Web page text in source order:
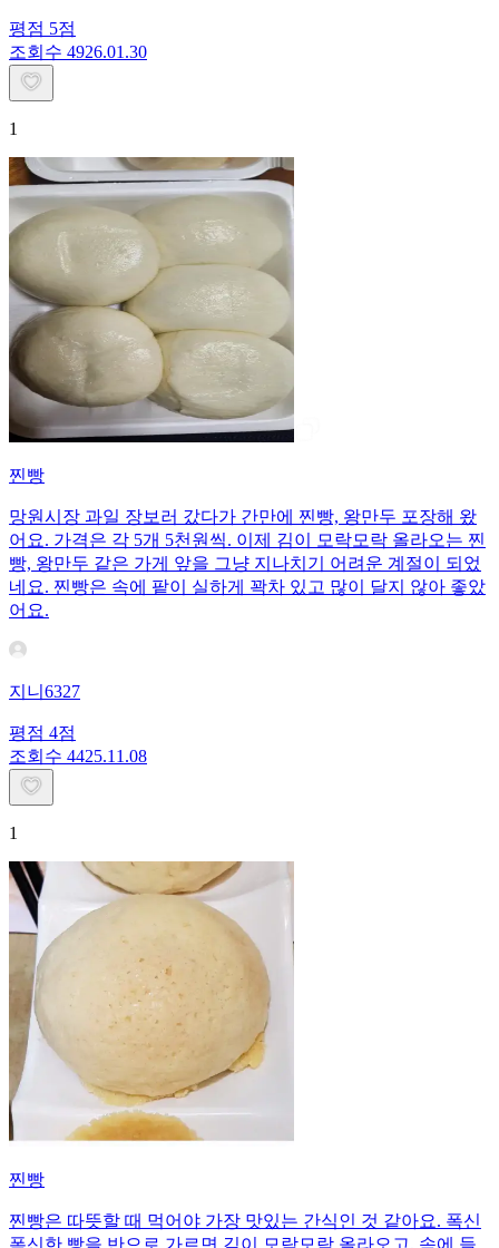
평점 5점
조회수 4926.01.30
1
찐빵
망원시장 과일 장보러 갔다가 간만에 찐빵, 왕만두 포장해 왔
어요. 가격은 각 5개 5천원씩. 이제 김이 모락모락 올라오는 찐
빵, 왕만두 같은 가게 앞을 그냥 지나치기 어려운 계절이 되었
네요. 찐빵은 속에 팥이 실하게 꽉차 있고 많이 달지 않아 좋았
어요.
지니6327
평점 4점
조회수 4425.11.08
1
찐빵
찐빵은 따뜻할 때 먹어야 가장 맛있는 간식인 것 같아요. 폭신
폭신한 빵을 반으로 가르면 김이 모락모락 올라오고, 속에 들